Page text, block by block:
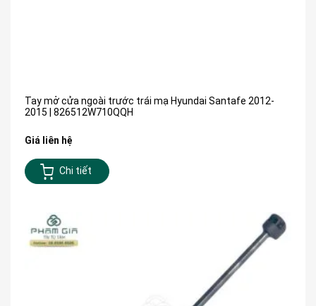
Tay mở cửa ngoài trước trái mạ Hyundai Santafe 2012-
2015 | 826512W710QQH
Giá liên hệ
Chi tiết